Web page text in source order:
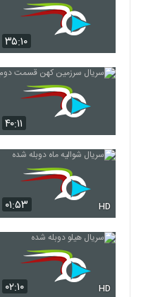
۳۵:۱۰
۴۰:۱۱
۰۱:۵۳ HD
۰۲:۱۰ HD